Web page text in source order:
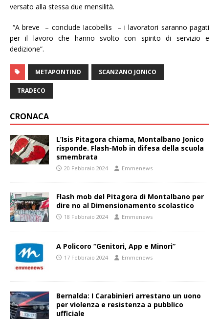
versato alla stessa due mensilità.
“A breve – conclude Iacobellis – i lavoratori saranno pagati
per il lavoro che hanno svolto con spirito di servizio e
dedizione”.
METAPONTINO SCANZANO JONICO
TRADECO
CRONACA
L’Isis Pitagora chiama, Montalbano Jonico
risponde. Flash-Mob in difesa della scuola
smembrata
20 Febbraio 2024 Emmenews
Flash mob del Pitagora di Montalbano per
dire no al Dimensionamento scolastico
18 Febbraio 2024 Emmenews
A Policoro “Genitori, App e Minori”
17 Febbraio 2024 Emmenews
Bernalda: I Carabinieri arrestano un uono
per violenza e resistenza a pubblico
ufficiale